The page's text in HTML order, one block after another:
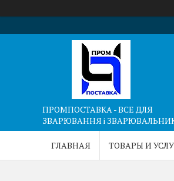
ПРОМПОСТАВКА - ВСЕ ДЛЯ
ЗВАРЮВАННЯ і
ГЛАВНАЯ ТОВАРЫ И